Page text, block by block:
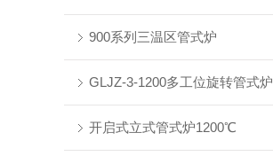
900系列三温区管式炉
GLJZ-3-1200多工位旋转管式炉
开启式立式管式炉1200℃